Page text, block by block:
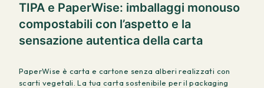
TIPA e PaperWise: imballaggi monouso
compostabili con l’aspetto e la
sensazione autentica della carta
PaperWise è carta e cartone senza alberi realizzati con
scarti vegetali. La tua carta sostenibile per il packaging